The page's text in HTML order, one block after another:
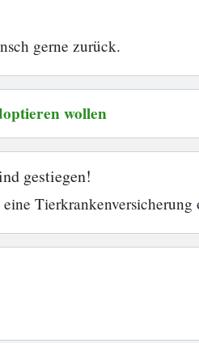
gerne zurück.
wollen
gestiegen!
Tierkrankenversicherung